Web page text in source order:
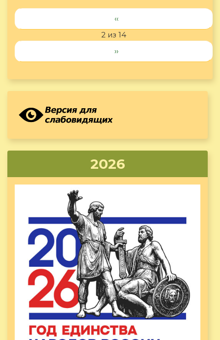
‹‹
2 из 14
››
2026